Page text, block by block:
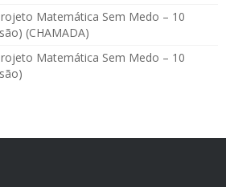
Matemática Sem Medo – 10
(CHAMADA)
Matemática Sem Medo – 10